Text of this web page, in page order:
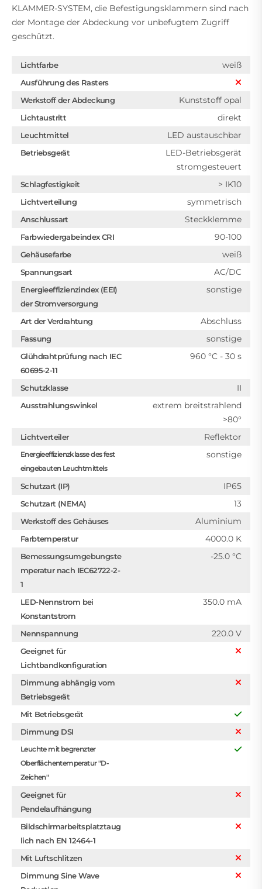
KLAMMER-SYSTEM, die Befestigungsklammern sind nach
der Montage der Abdeckung vor unbefugtem Zugriff
geschützt.
Lichtfarbe weiß
Ausführung des Rasters
Werkstoff der Abdeckung
Kunststoff opal
Lichtaustritt direkt
Leuchtmittel LED austauschbar
Betriebsgerät
LED-Betriebsgerät
stromgesteuert
Schlagfestigkeit > IK10
Lichtverteilung symmetrisch
Anschlussart Steckklemme
Farbwiedergabeindex CRI 90-100
Gehäusefarbe weiß
Spannungsart AC/DC
Energieeffizienzindex (EEI)
der Stromversorgung
sonstige
Art der Verdrahtung Abschluss
Fassung sonstige
Glühdrahtprüfung nach IEC
60695-2-11
960 °C - 30 s
Schutzklasse II
Ausstrahlungswinkel
extrem breitstrahlend
>80°
Lichtverteiler Reflektor
Energieeffizienzklasse des fest
eingebauten Leuchtmittels
sonstige
Schutzart (IP) IP65
Schutzart (NEMA) 13
Werkstoff des Gehäuses Aluminium
Farbtemperatur 4000.0 K
Bemessungsumgebungste
mperatur nach IEC62722-2-
1
-25.0 °C
LED-Nennstrom bei
Konstantstrom
350.0 mA
Nennspannung 220.0 V
Geeignet für
Lichtbandkonfiguration
Dimmung abhängig vom
Betriebsgerät
Mit Betriebsgerät
Dimmung DSI
Leuchte mit begrenzter
Oberflächentemperatur "D-
Zeichen"
Geeignet für
Pendelaufhängung
Bildschirmarbeitsplatztaug
lich nach EN 12464-1
Mit Luftschlitzen
Dimmung Sine Wave